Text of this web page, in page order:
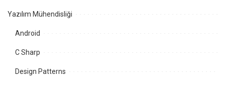
Yazılım Mühendisliği
Android
C Sharp
Design Patterns